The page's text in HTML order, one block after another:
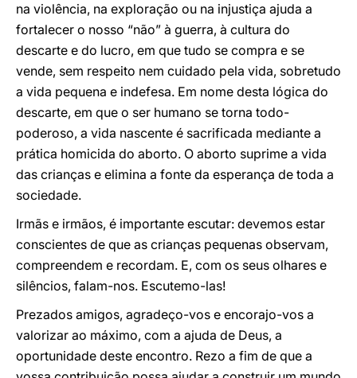
na violência, na exploração ou na injustiça ajuda a
fortalecer o nosso “não” à guerra, à cultura do
descarte e do lucro, em que tudo se compra e se
vende, sem respeito nem cuidado pela vida, sobretudo
a vida pequena e indefesa. Em nome desta lógica do
descarte, em que o ser humano se torna todo-
poderoso, a vida nascente é sacrificada mediante a
prática homicida do aborto. O aborto suprime a vida
das crianças e elimina a fonte da esperança de toda a
sociedade.
Irmãs e irmãos, é importante escutar: devemos estar
conscientes de que as crianças pequenas observam,
compreendem e recordam. E, com os seus olhares e
silêncios, falam-nos. Escutemo-las!
Prezados amigos, agradeço-vos e encorajo-vos a
valorizar ao máximo, com a ajuda de Deus, a
oportunidade deste encontro. Rezo a fim de que a